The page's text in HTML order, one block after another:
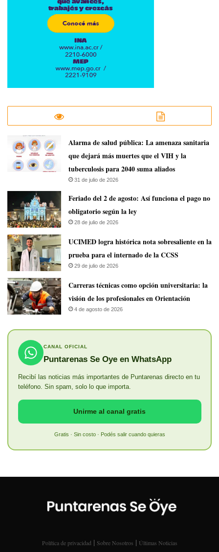
​Alarma de salud pública: La amenaza sanitaria
que dejará más muertes que el VIH y la
tuberculosis para 2040 suma aliados
31 de julio de 2026
Feriado del 2 de agosto: Así funciona el pago no
obligatorio según la ley
28 de julio de 2026
UCIMED logra histórica nota sobresaliente en la
prueba para el internado de la CCSS
29 de julio de 2026
Carreras técnicas como opción universitaria: la
visión de los profesionales en Orientación
4 de agosto de 2026
CANAL OFICIAL
Puntarenas Se Oye en WhatsApp
Recibí las noticias más importantes de Puntarenas directo en tu
teléfono. Sin spam, solo lo que importa.
Unirme al canal gratis
Gratis · Sin costo · Podés salir cuando quieras
Política de privacidad| Sobre Nosotros | Últimas Noticias